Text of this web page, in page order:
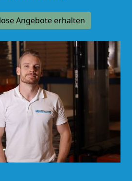
Angebote erhalten